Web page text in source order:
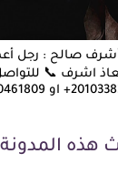
صالح : رجل
اشرف 📞
او 201220461809+
هذه المدونة